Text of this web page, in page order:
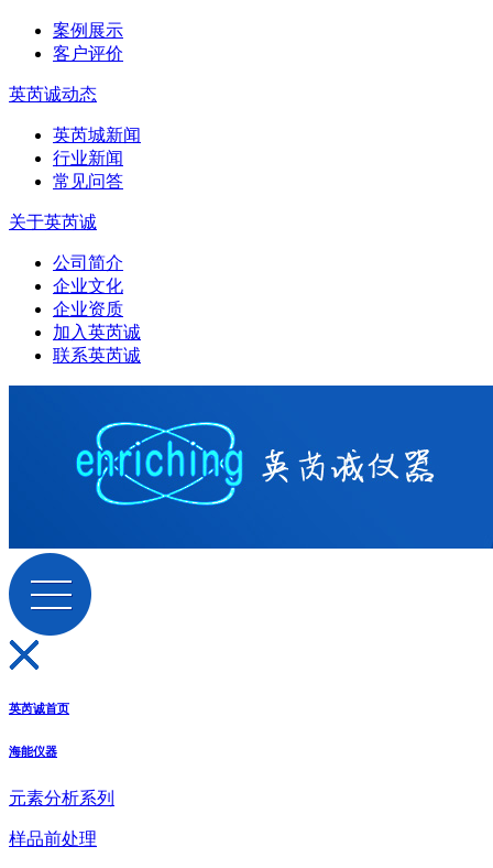
案例展示
客户评价
英芮诚动态
英芮城新闻
行业新闻
常见问答
关于英芮诚
公司简介
企业文化
企业资质
加入英芮诚
联系英芮诚
英芮诚首页
海能仪器
元素分析系列
样品前处理